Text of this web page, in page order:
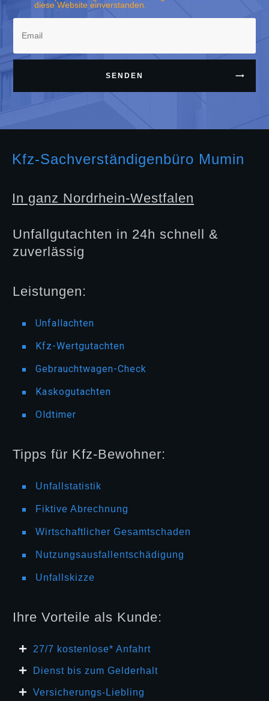
diese Website einverstanden.
SENDEN
Kfz-Sachverständigenbüro Mumin
In ganz Nordrhein-Westfalen
Unfallgutachten in 24h schnell &
zuverlässig
Leistungen:
Unfallachten
Kfz-Wertgutachten
Gebrauchtwagen-Check
Kaskogutachten
Oldtimer
Tipps für Kfz-Bewohner:
Unfallstatistik
Fiktive Abrechnung
Wirtschaftlicher Gesamtschaden
Nutzungsausfallentschädigung
Unfallskizze
Ihre Vorteile als Kunde:
27/7 kosten lose* Anfahrt
Dienst bis zum Gelderhalt
Versicherungs-Liebling